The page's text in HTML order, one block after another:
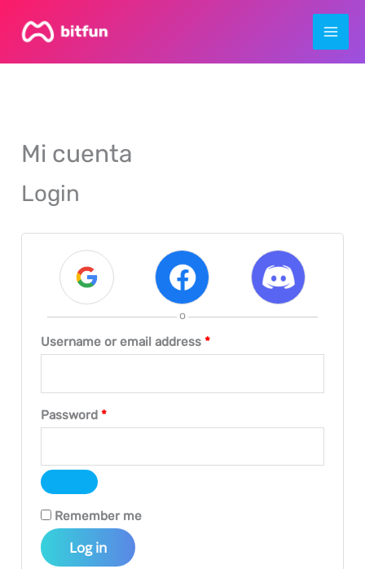
Mi cuenta
Login
o
Username or email address *Required
Password *Required
Remember me
Log in